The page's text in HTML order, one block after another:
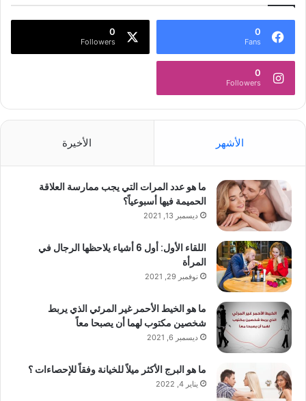
0
Fans
0
Followers
0
Followers
الأشهر الأخيرة
ما هو عدد المرات التي يجب ممارسة العلاقة
الحميمة فيها أسبوعياً؟
ديسمبر 13, 2021
اللقاء الأول: أول 6 أشياء يلاحظها الرجال في
المرأة
نوفمبر 29, 2021
ما هو الخيط الأحمر غير المرئي الذي يربط
شخصين مكتوب لهما أن يصبحا معاً
ديسمبر 6, 2021
ما هو البرج الأكثر ميلاً للخيانة وفقاً للإحصاءات ؟
يناير 4, 2022